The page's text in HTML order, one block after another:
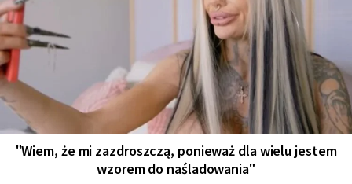
"Wiem, że mi zazdroszczą, ponieważ dla wielu jestem
wzorem do naśladowania"